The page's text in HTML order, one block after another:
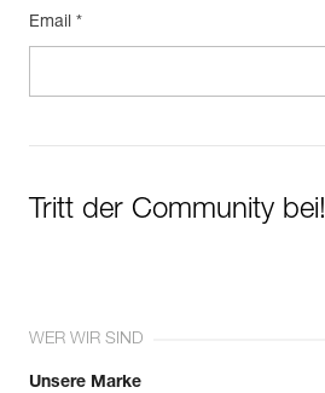
Email *
Tritt der Community bei!
WER WIR SIND
Unsere Marke